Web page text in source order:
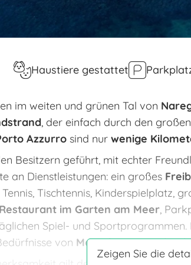
Haustiere gestattet
im weiten und grünen Tal von
, der einfach durch den
Azzurro sind nur wenige
Besitzern geführt, mit echter
an Dienstleistungen: ein großes
Tennis, Tischtennis, Kinderspielplatz,
Restaurant im Garten am Meer,
Spiel- und
von Menschen mit
Zeigen Sie die